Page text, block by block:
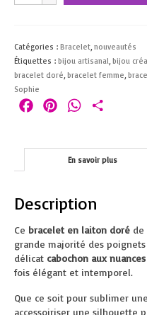
sakura
Catégories : Bracelet,nouveautés
Étiquettes : bijou artisanal,bijou
bracelet doré,bracelet femme,
Sophie
FacebookPinterestWhatsApp
En savoir plus
Description
Ce bracelet en laiton doré de
grande majorité des
délicat cabochon aux
fois élégant et intemporel.
Que ce soit pour sublimer
accessoiriser une silhouette